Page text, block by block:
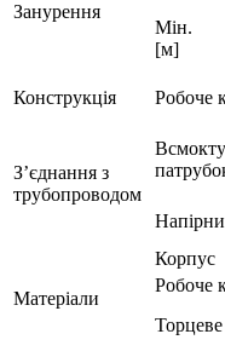
Занурення
[м]
Конструкція
Робоче
З’єднання з
трубопроводом
Матеріали
Корпус
Робоче